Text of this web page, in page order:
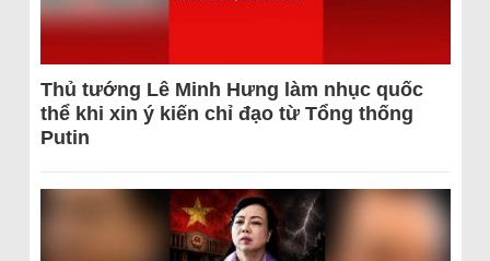
Thủ tướng Lê Minh Hưng làm nhục quốc
thể khi xin ý kiến chỉ đạo từ Tổng thống
Putin